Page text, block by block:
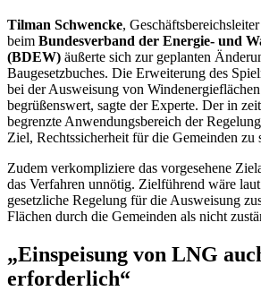
Tilman Schwencke,
beim Bundesverband der Energie- und
(BDEW) äußerte sich zur geplanten
Baugesetzbuches. Die Erweiterung des
bei der Ausweisung von
begrüßenswert, sagte der Experte. Der in
begrenzte Anwendungsbereich der
Ziel, Rechtssicherheit für die Gemeinden zu
Zudem verkompliziere das vorgesehene
das Verfahren unnötig. Zielführend wäre
gesetzliche Regelung für die Ausweisung
Flächen durch die Gemeinden als nicht
„Einspeisung von LNG
erforderlich“